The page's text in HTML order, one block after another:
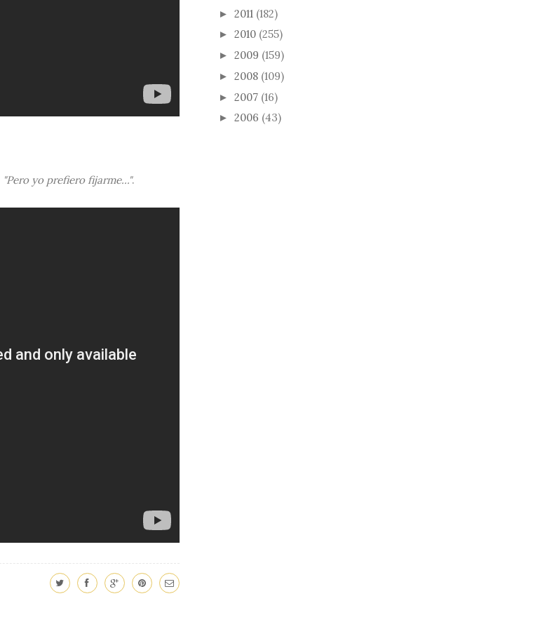
"Pero yo prefiero fijarme...".
► 2011 (182)
► 2010 (255)
► 2009 (159)
► 2008 (109)
► 2007 (16)
► 2006 (43)